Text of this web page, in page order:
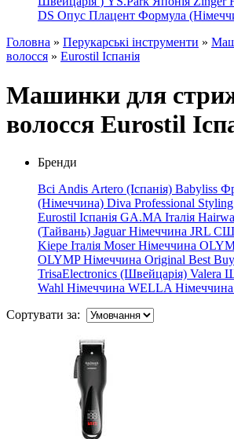
DS Опус Плацент Формула
Головна » Перукарські інструменти »
волосся » Eurostil Іспанія
Машинки для
волосся Eurostil
Бренди
Всі Andis Artero (Іспанія) Babyliss
(Німеччина) Diva Professional Styling
Eurostil Іспанія GA.MA Італія
(Тайвань) Jaguar Німеччина JRL
Kiepe Італія Moser Німеччина
OLYMPНімеччина Original Best Buy
TrisaElectronics (Швейцарія) Valera
Wahl Німеччина WELLA Німеччина
Сортувати за: